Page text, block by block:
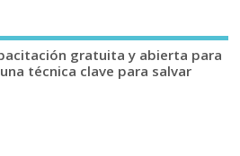
gratuita y abierta para
técnica clave para salvar